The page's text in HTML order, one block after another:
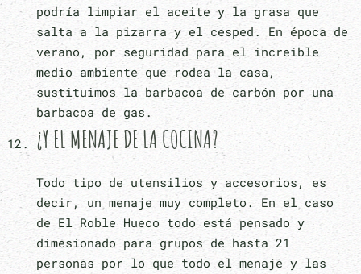
podría limpiar el aceite y la grasa que
salta a la pizarra y el cesped. En época de
verano, por seguridad para el increible
medio ambiente que rodea la casa,
sustituimos la barbacoa de carbón por una
barbacoa de gas.
¿Y EL MENAJE DE LA COCINA?
Todo tipo de utensilios y accesorios, es
decir, un menaje muy completo. En el caso
de El Roble Hueco todo está pensado y
dimesionado para grupos de hasta 21
personas por lo que todo el menaje y las